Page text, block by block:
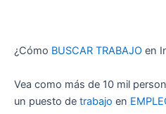
¿Cómo BUSCAR TRABAJO en
Vea como más de 10 mil
un puesto de trabajo en